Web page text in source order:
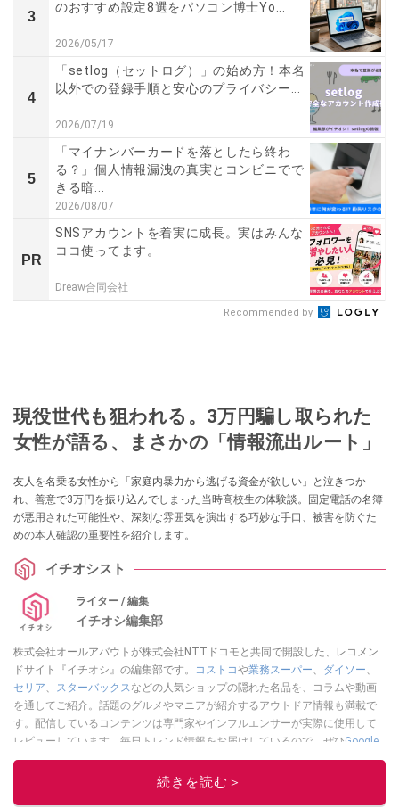
3
のおすすめ設定8選をパソコン博士Yo...
2026/05/17
4
「setlog（セットログ）」の始め方！本名
以外での登録手順と安心のプライバシー...
2026/07/19
5
「マイナンバーカードを落としたら終わ
る？」個人情報漏洩の真実とコンビニでで
きる暗...
2026/08/07
PR
SNSアカウントを着実に成長。実はみんな
ココ使ってます。
Dreaw合同会社
Recommended by
現役世代も狙われる。3万円騙し取られた
女性が語る、まさかの「情報流出ルート」
友人を名乗る女性から「家庭内暴力から逃げる資金が欲しい」と泣きつか
れ、善意で3万円を振り込んでしまった当時高校生の体験談。固定電話の名簿
が悪用された可能性や、深刻な雰囲気を演出する巧妙な手口、被害を防ぐた
めの本人確認の重要性を紹介します。
イチオシスト
ライター / 編集
イチオシ編集部
株式会社オールアバウトが株式会社NTTドコモと共同で開設した、レコメン
ドサイト『イチオシ』の編集部です。
コストコや業務スーパー、 ダイソー、
セリア、 スターバックスなどの人気ショップの隠れた名品を、コラムや動画
を通してご紹介。話題のグルメやマニアが紹介するアウトドア情報も満載で
す。配信しているコンテンツは専門家やインフルエンサーが実際に使用して
レビューしています。毎日トレンド情報をお届けしているので、ぜひGoogle
ニュースでフォローしてください！
このイチオシストの他の記事を読む
続きを読む＞